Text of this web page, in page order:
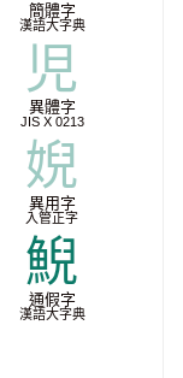
簡體字
漢語大字典
児
異體字
JIS X 0213
婗
異用字
入管正字
鯢
通假字
漢語大字典